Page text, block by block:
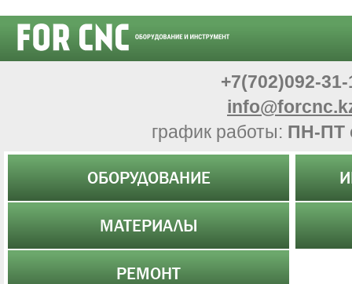
+7(702)092-31-
график работы: ПН-ПТ
ОБОРУДОВАНИЕ
МАТЕРИАЛЫ
РЕМОНТ